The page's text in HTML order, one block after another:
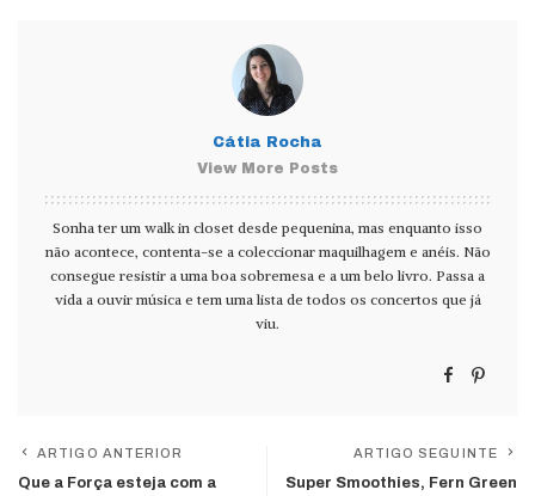
Cátia Rocha
View More Posts
Sonha ter um walk in closet desde pequenina, mas enquanto isso
não acontece, contenta-se a coleccionar maquilhagem e anéis. Não
consegue resistir a uma boa sobremesa e a um belo livro. Passa a
vida a ouvir música e tem uma lista de todos os concertos que já
viu.
ARTIGO ANTERIOR
Que a Força esteja com a
ARTIGO SEGUINTE
Super Smoothies, Fern Green